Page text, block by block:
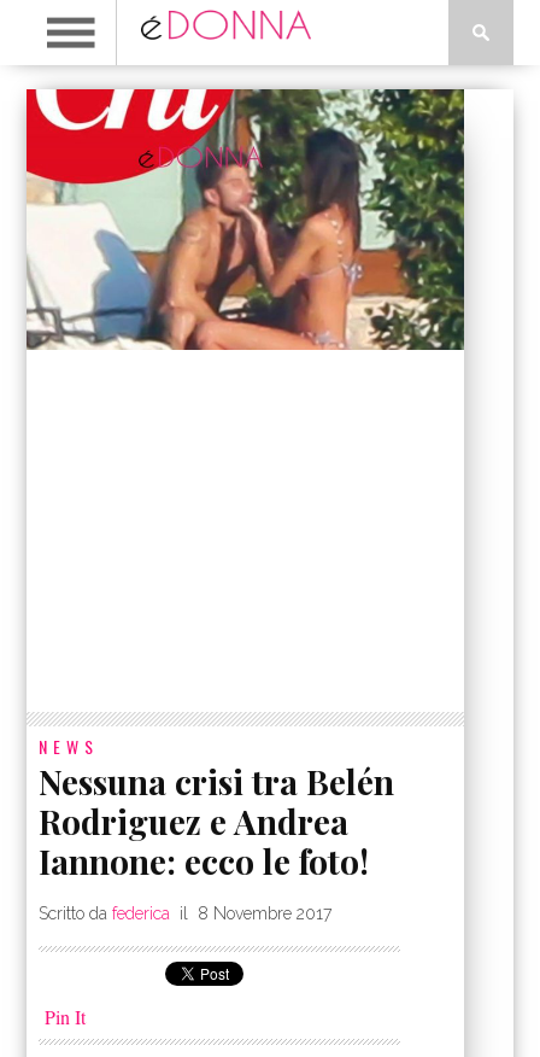
NEWS
Nessuna crisi tra Belén
Rodriguez e Andrea
Iannone: ecco le foto!
Scritto dafederica il 8 Novembre 2017
Pin It